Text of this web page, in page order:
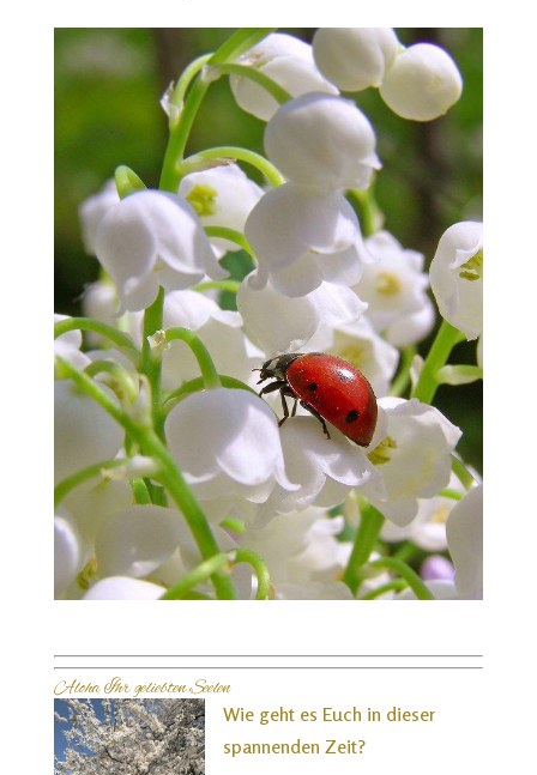
Aloha Ihr geliebten Seelen
Wie geht es Euch in dieser
spannenden Zeit?